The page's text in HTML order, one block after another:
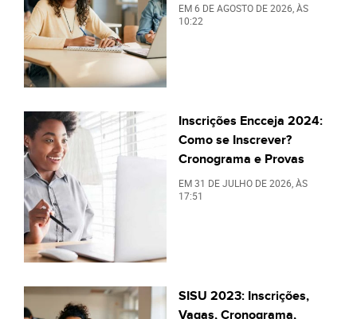
EM6 DE AGOSTO DE 2026 , ÀS
10:22
Inscrições Encceja 2024:
Como se Inscrever?
Cronograma e Provas
EM31 DE JULHO DE 2026 , ÀS
17:51
SISU 2023: Inscrições,
Vagas, Cronograma,